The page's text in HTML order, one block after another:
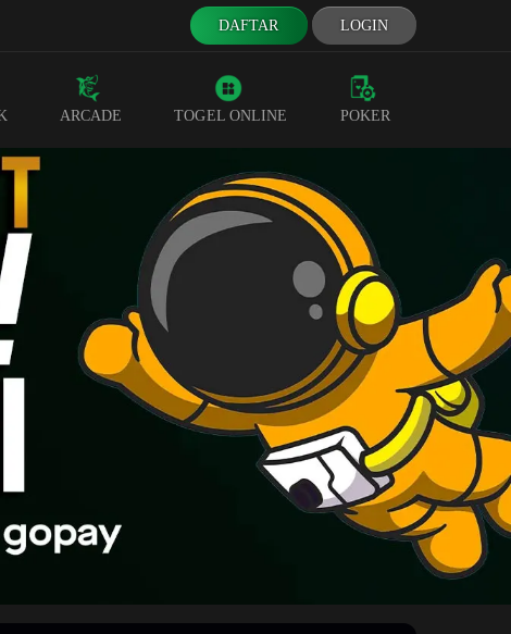
DAFTAR LOGIN
ARCADE TOGEL ONLINE POKER